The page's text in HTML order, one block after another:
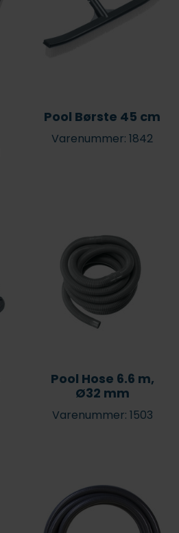
Pool Børste 45 cm
Varenummer: 1842
Pool Hose 6.6 m,
Ø32 mm
Varenummer: 1503